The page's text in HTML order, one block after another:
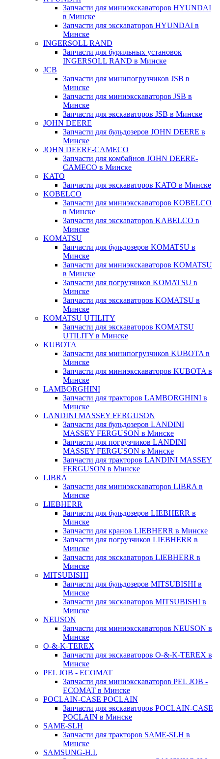
Запчасти для миниэкскаваторов HYUNDAI
в Минске
Запчасти для экскаваторов HYUNDAI в
Минске
INGERSOLL RAND
Запчасти для бурильных установок
INGERSOLL RAND в Минске
JCB
Запчасти для минипогрузчиков JSB в
Минске
Запчасти для миниэкскаваторов JSB в
Минске
Запчасти для экскаваторов JSB в Минске
JOHN DEERE
Запчасти для бульдозеров JOHN DEERE в
Минске
JOHN DEERE-CAMECO
Запчасти для комбайнов JOHN DEERE-
CAMECO в Минске
KATO
Запчасти для экскаваторов KATO в Минске
KOBELCO
Запчасти для миниэкскаваторов KOBELCO
в Минске
Запчасти для экскаваторов KABELCO в
Минске
KOMATSU
Запчасти для бульдозеров KOMATSU в
Минске
Запчасти для миниэкскаваторов KOMATSU
в Минске
Запчасти для погрузчиков KOMATSU в
Минске
Запчасти для экскаваторов KOMATSU в
Минске
KOMATSU UTILITY
Запчасти для экскаваторов KOMATSU
UTILITY в Минске
KUBOTA
Запчасти для минипогрузчиков KUBOTA в
Минске
Запчасти для миниэкскаваторов KUBOTA в
Минске
LAMBORGHINI
Запчасти для тракторов LAMBORGHINI в
Минске
LANDINI MASSEY FERGUSON
Запчасти для бульдозеров LANDINI
MASSEY FERGUSON в Минске
Запчасти для погрузчиков LANDINI
MASSEY FERGUSON в Минске
Запчасти для тракторов LANDINI MASSEY
FERGUSON в Минске
LIBRA
Запчасти для миниэкскаваторов LIBRA в
Минске
LIEBHERR
Запчасти для бульдозеров LIEBHERR в
Минске
Запчасти для кранов LIEBHERR в Минске
Запчасти для погрузчиков LIEBHERR в
Минске
Запчасти для экскаваторов LIEBHERR в
Минске
MITSUBISHI
Запчасти для бульдозеров MITSUBISHI в
Минске
Запчасти для экскаваторов MITSUBISHI в
Минске
NEUSON
Запчасти для миниэкскаваторов NEUSON в
Минске
O-&-K-TEREX
Запчасти для экскаваторов O-&-K-TEREX в
Минске
PEL JOB - ECOMAT
Запчасти для миниэкскаваторов PEL JOB -
ECOMAT в Минске
POCLAIN-CASE POCLAIN
Запчасти для экскаваторов POCLAIN-CASE
POCLAIN в Минске
SAME-SLH
Запчасти для тракторов SAME-SLH в
Минске
SAMSUNG-H.I.